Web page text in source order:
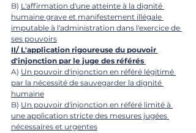
B) L'affirmation d'une atteinte à la dignité
humaine grave et manifestement illégale
imputable à l'administration dans l'exercice de
ses pouvoirs
II/ L'application rigoureuse du pouvoir
d'injonction par le juge des référés
A) Un pouvoir d'injonction en référé légitimé
par la nécessité de sauvegarder la dignité
humaine
B) Un pouvoir d'injonction en référé limité à
une application stricte des mesures jugées
nécessaires et urgentes